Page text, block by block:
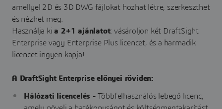
amellyel 2D és 3D DWG fájlokat hozhat létre, szerkeszthet
és nézhet meg.
Használja kia 2+1 ajánlatot: vásároljon két DraftSight
Enterprise vagy Enterprise Plus licencet, és a harmadik
licencet ingyen kapja!
A DraftSight Enterprise előnyei röviden:
Hálózati licencelés -Többfelhasználós lebegő licenc,